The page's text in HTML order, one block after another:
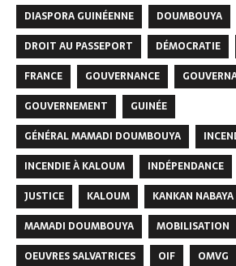
DIASPORA GUINÉENNE
DOUMBOUYA
DROIT AU PASSEPORT
DÉMOCRATIE
FRANCE
GOUVERNANCE
GOUVERNEMENT
GUINÉE
GÉNÉRAL MAMADI DOUMBOUYA
INCENDIE À KALOUM
INDÉPENDANCE
JUSTICE
KALOUM
KANKAN NABAYA
MAMADI DOUMBOUYA
MOBILISATION
OEUVRES SALVATRICES
OIF OMVG